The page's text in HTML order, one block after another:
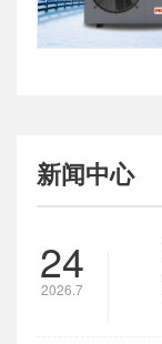
新闻中心
24
2026.7